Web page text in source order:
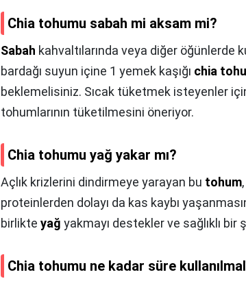
Chia tohumu sabah mi aksam mi?
Sabah kahvaltılarında veya diğer öğünlerde
bardağı suyun içine 1 yemek kaşığı chia
beklemelisiniz. Sıcak tüketmek isteyenler
tohumlarının tüketilmesini öneriyor.
Chia tohumu yağ yakar mı?
Açlık krizlerini dindirmeye yarayan bu tohum
proteinlerden dolayı da kas kaybı
birlikte yağ yakmayı destekler ve sağlıklı
Chia tohumu ne kadar süre